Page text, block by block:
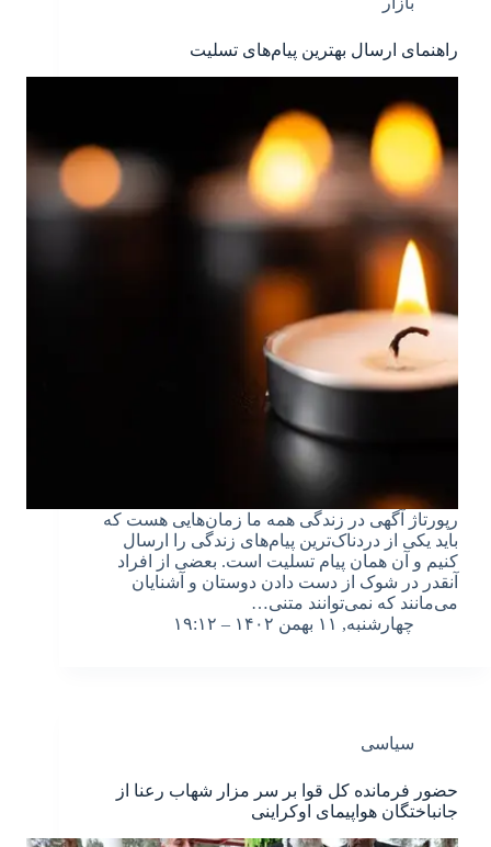
راهنمای ارسال بهترین پیام‌های تسلیت
رپورتاژ آگهی در زندگی همه ما زمان‌هایی هست که
باید یکی از دردناک‌ترین پیام‌های زندگی را ارسال
کنیم و آن همان پیام تسلیت است. بعضی از افراد
آنقدر در شوک از دست دادن دوستان و آشنایان
می‌مانند که نمی‌توانند متنی…
چهارشنبه, ۱۱ بهمن ۱۴۰۲ – ۱۹:۱۲
سیاسی
حضور فرمانده کل قوا بر سر مزار شهاب رعنا از
جانباختگان هواپیمای اوکراینی